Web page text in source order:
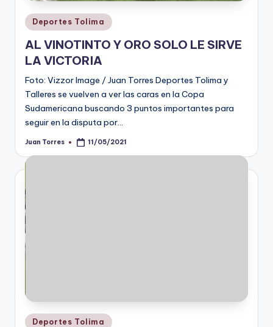
Publicado
en
Deportes Tolima
AL VINOTINTO Y ORO SOLO LE SIRVE
LA VICTORIA
Foto: Vizzor Image / Juan Torres Deportes Tolima y
Talleres se vuelven a ver las caras en la Copa
Sudamericana buscando 3 puntos importantes para
seguir en la disputa por…
Publicado
Juan Torres 11/05/2021
Publicado
Deportes Tolima